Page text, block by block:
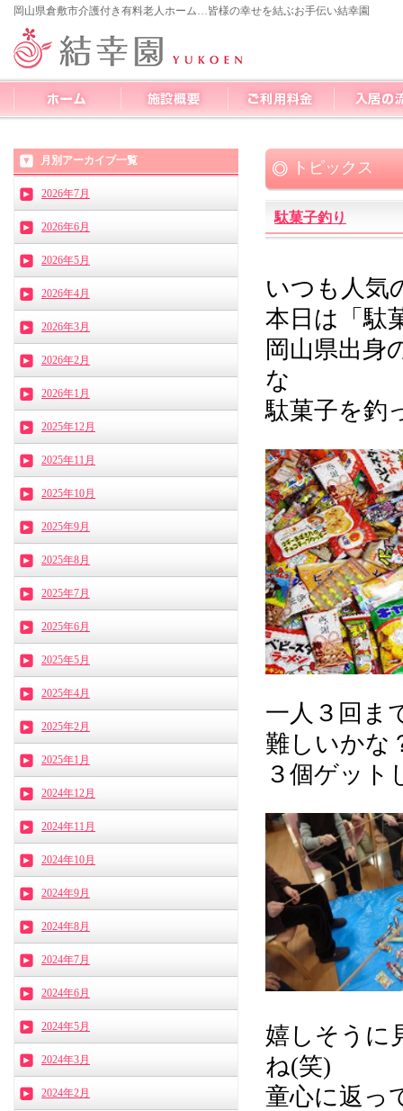
岡山県倉敷市介護付き有料老人ホーム…皆様の幸せを結ぶお手伝い結幸園
トピックス
駄菓子釣り
いつも人気
本日は「駄
岡山県出身
な
駄菓子を釣
一人３回ま
難しいかな
３個ゲット
嬉しそうに
ね(笑)
童心に返っ
月別アーカイブ一覧
2026年7月
2026年6月
2026年5月
2026年4月
2026年3月
2026年2月
2026年1月
2025年12月
2025年11月
2025年10月
2025年9月
2025年8月
2025年7月
2025年6月
2025年5月
2025年4月
2025年2月
2025年1月
2024年12月
2024年11月
2024年10月
2024年9月
2024年8月
2024年7月
2024年6月
2024年5月
2024年3月
2024年2月